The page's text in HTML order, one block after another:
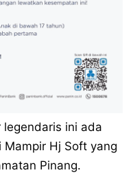
ini ada
Mampir Hj Soft yang
Pinang.